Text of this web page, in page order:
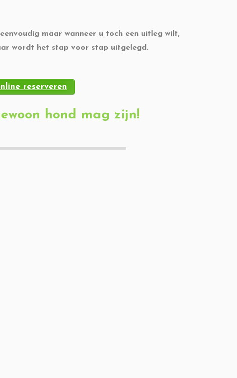
maar wanneer u toch een uitleg wilt,
wordt het stap voor stap uitgelegd.
reserveren
hond mag zijn!